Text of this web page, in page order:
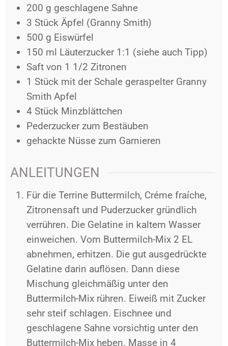
200 g geschlagene Sahne
3 Stück Äpfel (Granny Smith)
500 g Eiswürfel
150 ml Läuterzucker 1:1 (siehe auch Tipp)
Saft von 1 1/2 Zitronen
1 Stück mit der Schale geraspelter Granny
Smith Apfel
4 Stück Minzblättchen
Pederzucker zum Bestäuben
gehackte Nüsse zum Garnieren
ANLEITUNGEN
Für die Terrine Buttermilch, Créme fraíche,
Zitronensaft und Puderzucker gründlich
verrühren. Die Gelatine in kaltem Wasser
einweichen. Vom Buttermilch-Mix 2 EL
abnehmen, erhitzen. Die gut ausgedrückte
Gelatine darin auflösen. Dann diese
Mischung gleichmäßig unter den
Buttermilch-Mix rühren. Eiweiß mit Zucker
sehr steif schlagen. Eischnee und
geschlagene Sahne vorsichtig unter den
Buttermilch-Mix heben. Masse in 4